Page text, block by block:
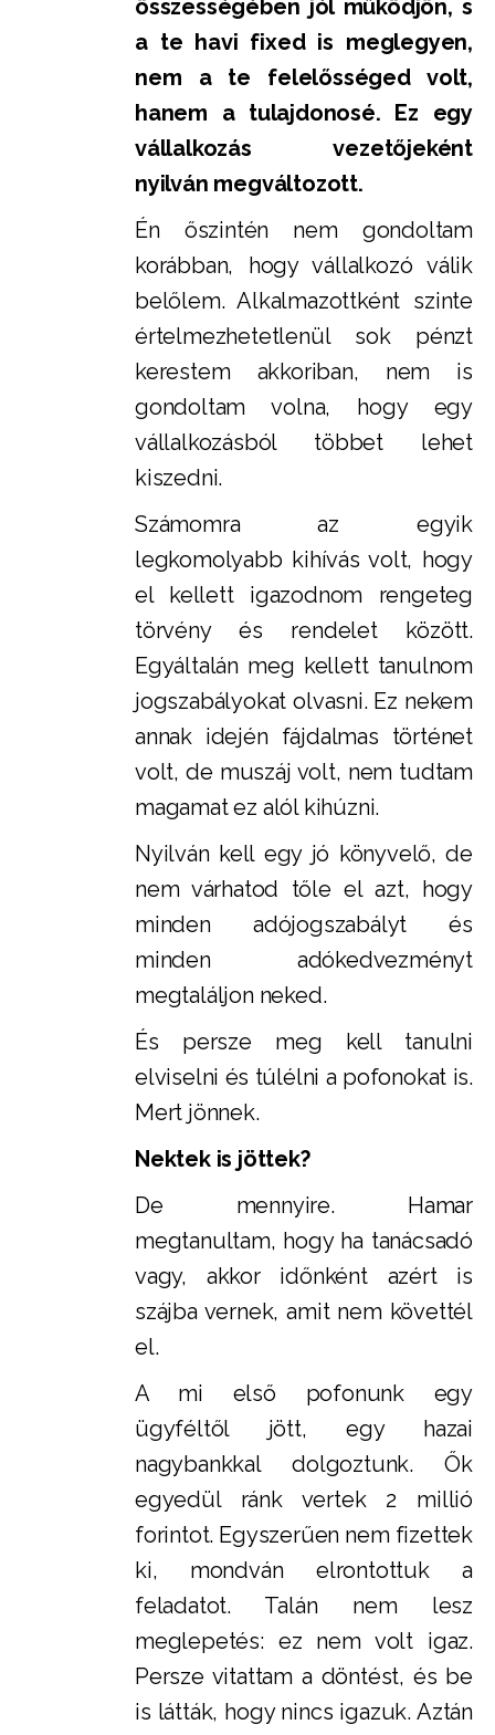
összességében jól működjön, s
a te havi fixed is meglegyen,
nem a te felelősséged volt,
hanem a tulajdonosé. Ez egy
vállalkozás vezetőjeként
nyilván megváltozott.
Én őszintén nem gondoltam
korábban, hogy vállalkozó válik
belőlem. Alkalmazottként szinte
értelmezhetetlenül sok pénzt
kerestem akkoriban, nem is
gondoltam volna, hogy egy
vállalkozásból többet lehet
kiszedni.
Számomra az egyik
legkomolyabb kihívás volt, hogy
el kellett igazodnom rengeteg
törvény és rendelet között.
Egyáltalán meg kellett tanulnom
jogszabályokat olvasni. Ez nekem
annak idején fájdalmas történet
volt, de muszáj volt, nem tudtam
magamat ez alól kihúzni.
Nyilván kell egy jó könyvelő, de
nem várhatod tőle el azt, hogy
minden adójogszabályt és
minden adókedvezményt
megtaláljon neked.
És persze meg kell tanulni
elviselni és túlélni a pofonokat is.
Mert jönnek.
Nektek is jöttek?
De mennyire. Hamar
megtanultam, hogy ha tanácsadó
vagy, akkor időnként azért is
szájba vernek, amit nem követtél
el.
A mi első pofonunk egy
ügyféltől jött, egy hazai
nagybankkal dolgoztunk. Ők
egyedül ránk vertek 2 millió
forintot. Egyszerűen nem fizettek
ki, mondván elrontottuk a
feladatot. Talán nem lesz
meglepetés: ez nem volt igaz.
Persze vitattam a döntést, és be
is látták, hogy nincs igazuk. Aztán